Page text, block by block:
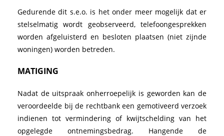
Gedurende dit s.e.o. is het onder meer mogelijk dat er
stelselmatig wordt geobserveerd, telefoongesprekken
worden afgeluisterd en besloten plaatsen (niet zijnde
woningen) worden betreden.
MATIGING
Nadat de uitspraak onherroepelijk is geworden kan de
veroordeelde bij de rechtbank een gemotiveerd verzoek
indienen tot vermindering of kwijtschelding van het
opgelegde ontnemingsbedrag. Hangende de